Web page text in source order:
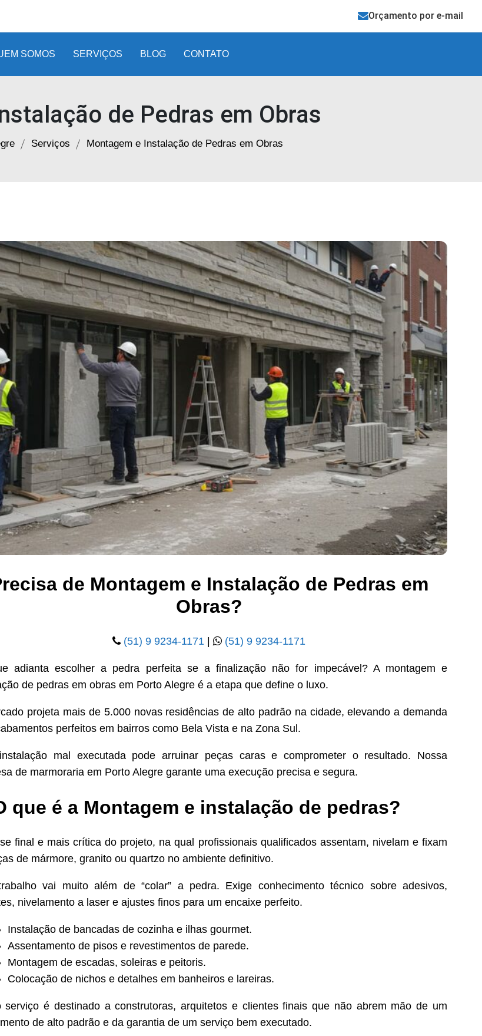
Orçamento por e-mail
SOMOS SERVIÇOS BLOG CONTATO
de Pedras em Obras
Serviços Montagem e Instalação de Pedras em Obras
de Montagem e Instalação de Pedras em
Obras?
(51) 9 9234-1171 | (51) 9 9234-1171
adianta escolher a pedra perfeita se a finalização não for impecável? A montagem e
de pedras em obras em Porto Alegre é a etapa que define o luxo.
projeta mais de 5.000 novas residências de alto padrão na cidade, elevando a demanda
perfeitos em bairros como Bela Vista e na Zona Sul.
mal executada pode arruinar peças caras e comprometer o resultado. Nossa
de marmoraria em Porto Alegre garante uma execução precisa e segura.
que é a Montagem e instalação de pedras?
final e mais crítica do projeto, na qual profissionais qualificados assentam, nivelam e fixam
de mármore, granito ou quartzo no ambiente definitivo.
vai muito além de “colar” a pedra. Exige conhecimento técnico sobre adesivos,
nivelamento a laser e ajustes finos para um encaixe perfeito.
Instalação de bancadas de cozinha e ilhas gourmet.
Assentamento de pisos e revestimentos de parede.
Montagem de escadas, soleiras e peitoris.
Colocação de nichos e detalhes em banheiros e lareiras.
serviço é destinado a construtoras, arquitetos e clientes finais que não abrem mão de um
de alto padrão e da garantia de um serviço bem executado.